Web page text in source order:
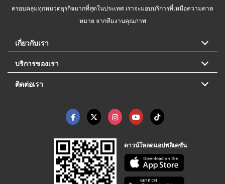
ครอบคลุมทุกหมวดธุรกิจมากที่สุดในประเทศ เราจะมอบบริการที่เหนือความคาด
หมาย จากทีมงานคุณภาพ
เกี่ยวกับเรา
บริการของเรา
ติดต่อเรา
ดาวน์โหลดแอปพลิเคชัน